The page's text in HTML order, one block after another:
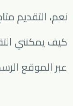
نعم، التقديم
كيف يمكنني
عبر الموقع